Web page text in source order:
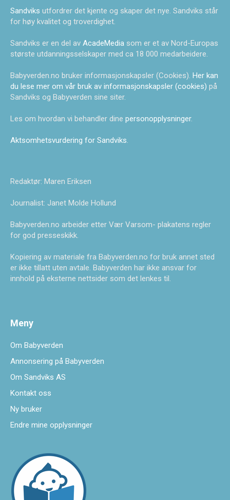
Sandviks utfordrer det kjente og skaper det nye. Sandviks står
for høy kvalitet og troverdighet.
Sandviks er en del av AcadeMedia som er et av Nord-Europas
største utdanningsselskaper med ca 18 000 medarbeidere.
Babyverden.no bruker informasjonskapsler (Cookies). Her kan
du lese mer om vår bruk av informasjonskapsler (cookies) på
Sandviks og Babyverden sine siter.
Les om hvordan vi behandler dine personopplysninger.
Aktsomhetsvurdering for Sandviks.
Redaktør: Maren Eriksen
Journalist: Janet Molde Hollund
Babyverden.no arbeider etter Vær Varsom- plakatens regler
for god presseskikk.
Kopiering av materiale fra Babyverden.no for bruk annet sted
er ikke tillatt uten avtale. Babyverden har ikke ansvar for
innhold på eksterne nettsider som det lenkes til.
Meny
Om Babyverden
Annonsering på Babyverden
Om Sandviks AS
Kontakt oss
Ny bruker
Endre mine opplysninger